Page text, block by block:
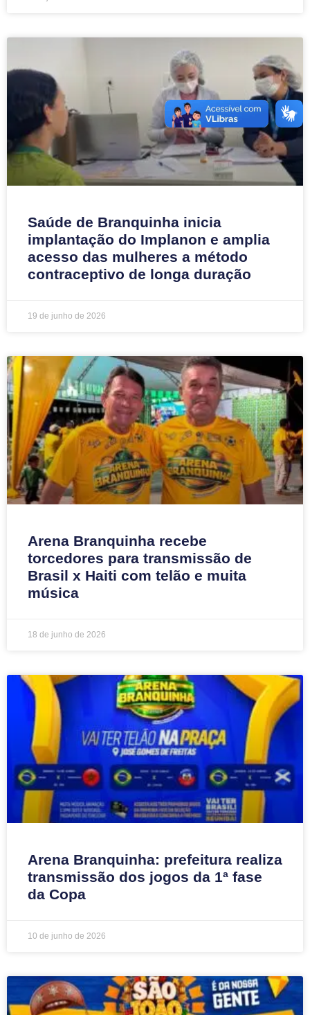
Saúde de Branquinha inicia
implantação do Implanon e amplia
acesso das mulheres a método
contraceptivo de longa duração
19 de junho de 2026
Arena Branquinha recebe
torcedores para transmissão de
Brasil x Haiti com telão e muita
música
18 de junho de 2026
Arena Branquinha: prefeitura realiza
transmissão dos jogos da 1ª fase
da Copa
10 de junho de 2026